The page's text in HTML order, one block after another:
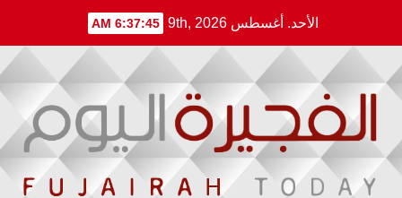
content
الأحد. أغسطس 9th, 2026 6:37:46 AM